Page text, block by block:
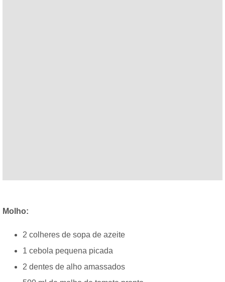
Molho:
2 colheres de sopa de azeite
1 cebola pequena picada
2 dentes de alho amassados